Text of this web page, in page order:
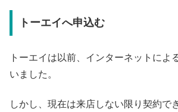
トーエイへ申込む
トーエイは以前、インターネットによ
いました。
しかし、現在は来店しない限り契約で